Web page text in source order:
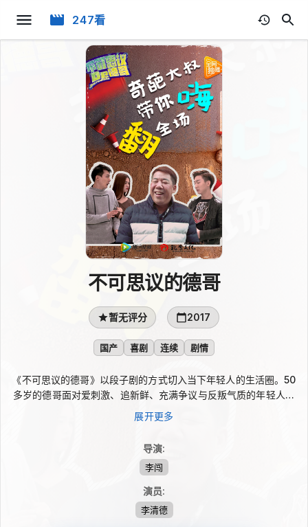
247看
不可思议的德哥
暂无评分 2017
国产 喜剧 连续 剧情
《不可思议的德哥》以段子剧的方式切入当下年轻人的生活圈。50
多岁的德哥面对爱刺激、追新鲜、充满争议与反叛气质的年轻人，
决定用自己的办法靠近他们、证明自己。一次次代际碰撞引发出意
想不到又哭笑不得的故事，也让中老年人的想法与年轻人的世界观
展开更多
导演:
李闯
演员:
李清德